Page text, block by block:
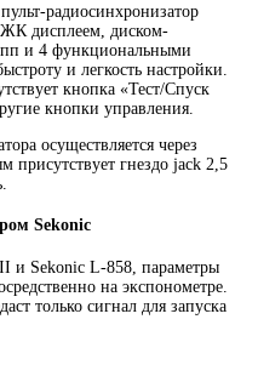
радиосинхронизатор
дисплеем, диском-
и 4 функциональными
и легкость настройки.
кнопка «Тест/Спуск
кнопки управления.
осуществляется через
присутствует гнездо jack 2,5
Sekonic
и Sekonic L-858, параметры
на экспонометре.
только сигнал для запуска